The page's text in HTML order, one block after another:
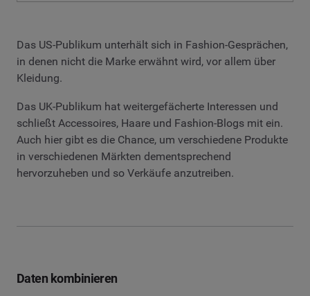
Das US-Publikum unterhält sich in Fashion-Gesprächen,
in denen nicht die Marke erwähnt wird, vor allem über
Kleidung.
Das UK-Publikum hat weitergefächerte Interessen und
schließt Accessoires, Haare und Fashion-Blogs mit ein.
Auch hier gibt es die Chance, um verschiedene Produkte
in verschiedenen Märkten dementsprechend
hervorzuheben und so Verkäufe anzutreiben.
Daten kombinieren